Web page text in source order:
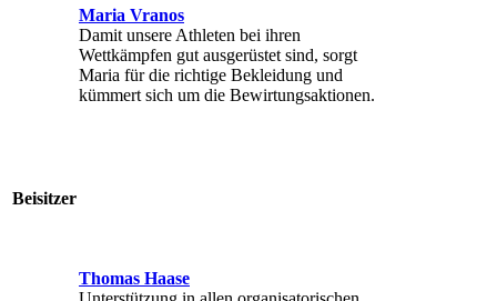
Maria Vranos
Damit unsere Athleten bei ihren
Wettkämpfen gut ausgerüstet sind, sorgt
Maria für die richtige Bekleidung und
kümmert sich um die Bewirtungsaktionen.
Beisitzer
Thomas Haase